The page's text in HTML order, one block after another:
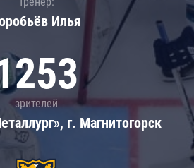
Илья
зрителей
г. Магнитогорск